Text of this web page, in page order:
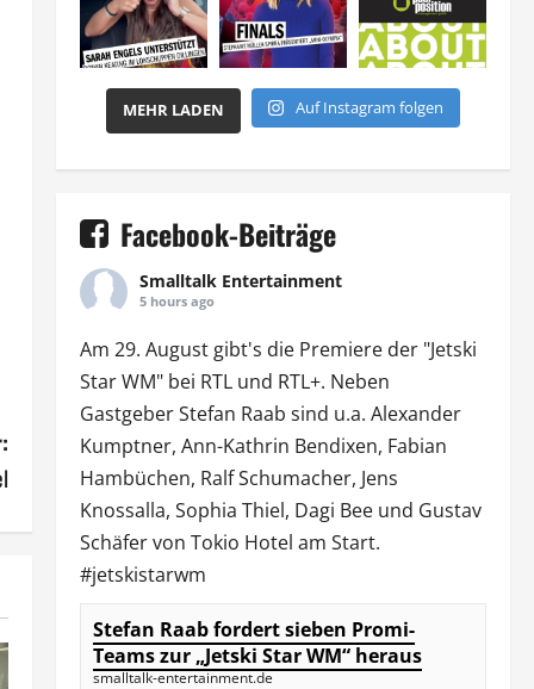
MEHR LADEN Auf Instagram folgen
Facebook-Beiträge
Smalltalk Entertainment
5 hours ago
Am 29. August gibt's die Premiere der "Jetski
Star WM" bei RTLund RTL+. Neben
Gastgeber Stefan Raab sind u.a. Alexander
Kumptner, Ann-Kathrin Bendixen, Fabian
Hambüchen, Ralf Schumacher, Jens
Knossalla, Sophia Thiel, Dagi Beeund Gustav
Schäfer von Tokio Hotel am Start.
#jetskistarwm
Stefan Raab fordert sieben Promi-
Teams zur „Jetski Star WM“ heraus
smalltalk-entertainment.de